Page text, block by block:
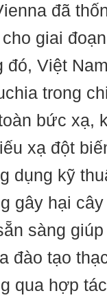
đã
giai
đó, Việt
trong
bức xạ,
xạ đột
dụng kỹ
gây hại
sàng giúp
đào tạo
qua hợp